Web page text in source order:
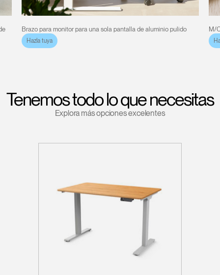
Brazo para monitor para una sola pantalla de aluminio pulido
Hazla tuya
M/
Tenemos todo lo que necesitas
Explora más opciones excelentes